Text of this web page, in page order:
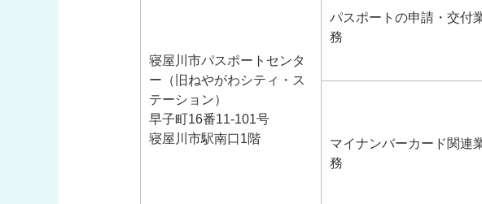
寝屋川市パスポートセンタ
ー（旧ねやがわシティ・ス
テーション）
早子町16番11-101号
寝屋川市駅南口1階
パスポートの申請・交付
務
マイナンバーカード関連
務